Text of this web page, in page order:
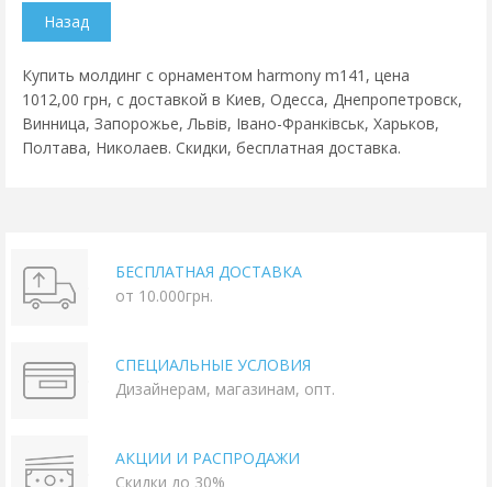
Купить молдинг с орнаментом harmony m141, цена
1012,00 грн, с доставкой в Киев, Одесса, Днепропетровск,
Винница, Запорожье, Львів, Івано-Франківськ, Харьков,
Полтава, Николаев. Скидки, бесплатная доставка.
БЕСПЛАТНАЯ ДОСТАВКА
от 10.000грн.
СПЕЦИАЛЬНЫЕ УСЛОВИЯ
Дизайнерам, магазинам, опт.
АКЦИИ И РАСПРОДАЖИ
Скидки до 30%